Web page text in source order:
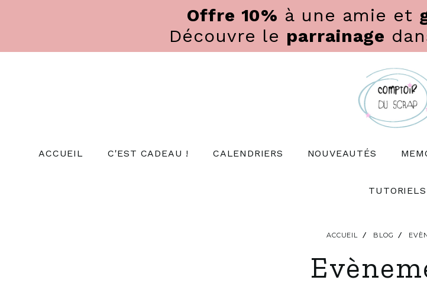
Offre 10% à une amie et
Découvre le parrainage
ACCUEIL C'EST CADEAU ! CALENDRIERS NOUVEAUTÉS
TUTORIELS
ACCUEIL BLOG